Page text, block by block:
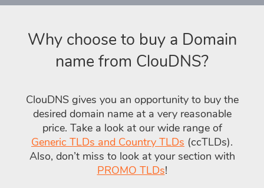
Why choose to buy a Domain
name from ClouDNS?
ClouDNS gives you an opportunity to buy the
desired domain name at a very reasonable
price. Take a look at our wide range of
Generic TLDs and Country TLDs (ccTLDs).
Also, don’t miss to look at your section with
PROMO TLDs!